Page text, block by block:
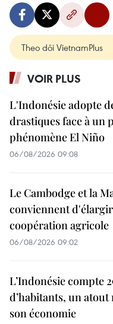
Theo dõi VietnamPlus
VOIR PLUS
L'Indonésie adopte
drastiques face à un
phénomène El Niño
06/08/2026 09:08
Le Cambodge et la
conviennent
coopération agricole
06/08/2026 09:02
L’Indonésie compte
d’habitants, un
son économie